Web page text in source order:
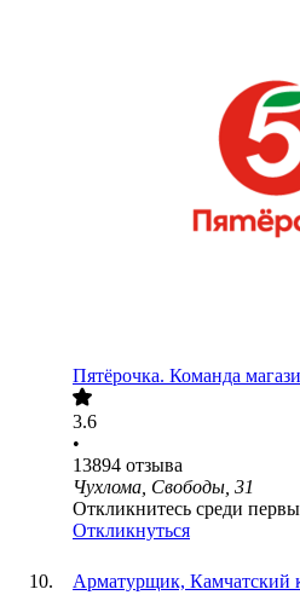
Пятёрочка. Команда
3.6
•
13894 отзыва
Чухлома, Свободы, 31
Откликнитесь среди
Откликнуться
Арматурщик, Камчатский